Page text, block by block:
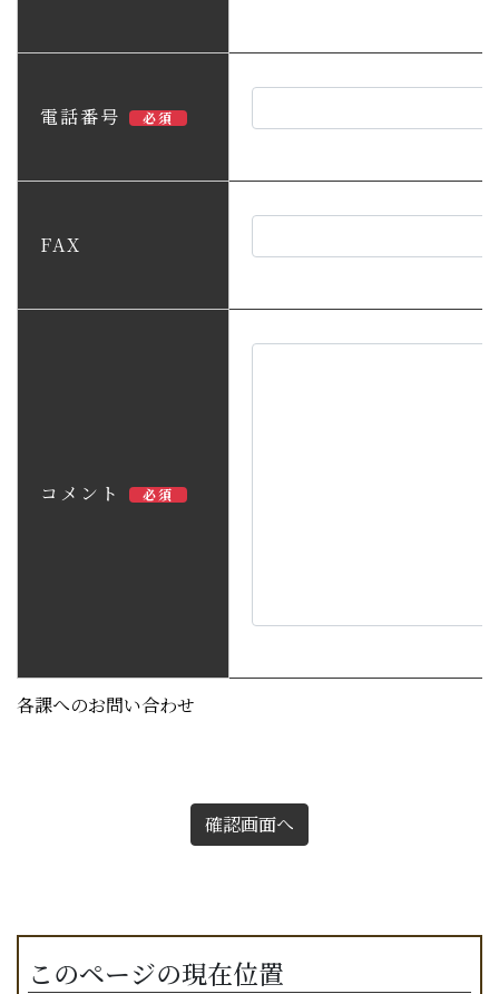
各課へのお問い合わせ
電話番号 必須
FAX
コメント 必須
確認画面へ
このページの現在位置